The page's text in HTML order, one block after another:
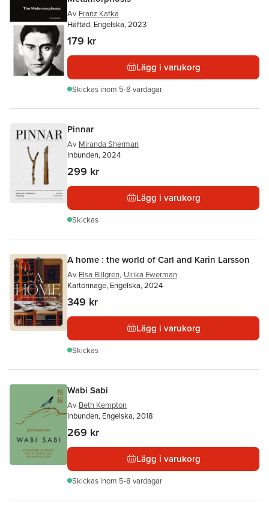
Av Franz Kafka
Häftad, Engelska, 2023
179 kr
Lägg i varukorg
Skickas inom 5-8 vardagar
Pinnar
Av Miranda Sherman
Inbunden, 2024
299 kr
Lägg i varukorg
Skickas
A home : the world of Carl and Karin Larsson
Av Elsa Billgren, Ulrika Ewerman
Kartonnage, Engelska, 2024
349 kr
Lägg i varukorg
Skickas
Wabi Sabi
Av Beth Kempton
Inbunden, Engelska, 2018
269 kr
Lägg i varukorg
Skickas inom 5-8 vardagar